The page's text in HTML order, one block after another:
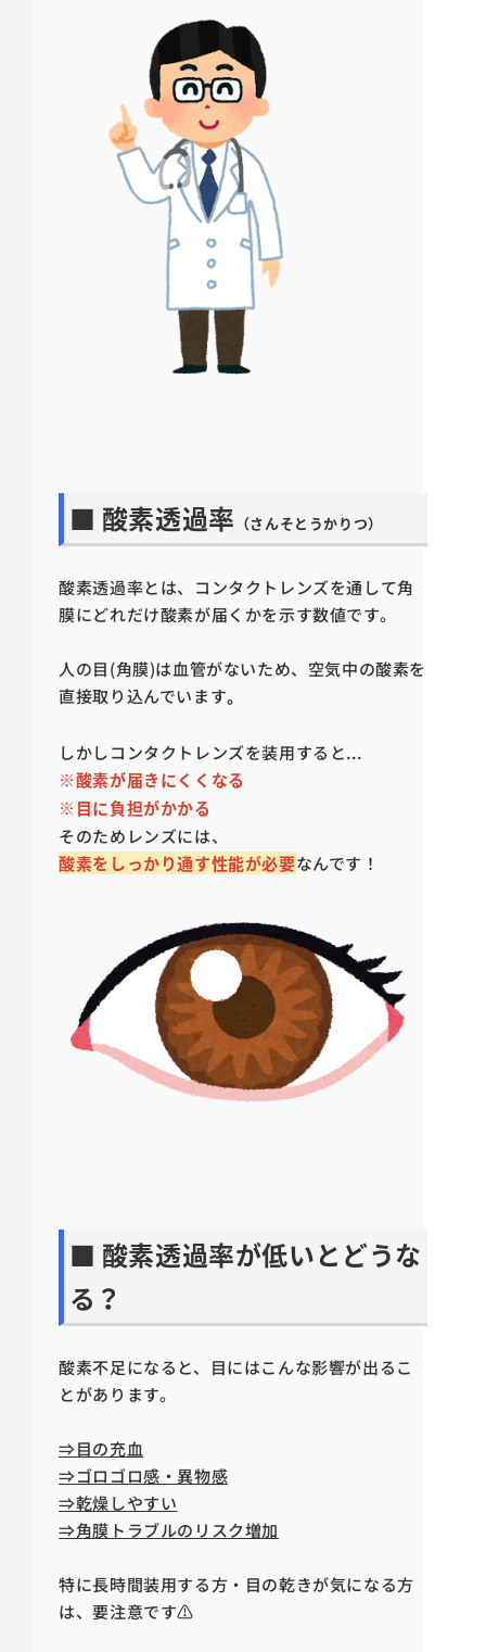
■ 酸素透過率 （さんそとうかりつ）
酸素透過率とは、コンタクトレンズを通して角
膜にどれだけ酸素が届くかを示す数値です。
人の目(角膜)は血管がないため、空気中の酸素を
直接取り込んでいます。
しかしコンタクトレンズを装用すると...
※酸素が届きにくくなる
※目に負担がかかる
そのためレンズには、
酸素をしっかり通す性能が必要なんです！
■ 酸素透過率が低いとどうな
る？
酸素不足になると、目にはこんな影響が出るこ
とがあります。
⇒目の充血
⇒ゴロゴロ感・異物感
⇒乾燥しやすい
⇒角膜トラブルのリスク増加
特に長時間装用する方・目の乾きが気になる方
は、要注意です⚠️